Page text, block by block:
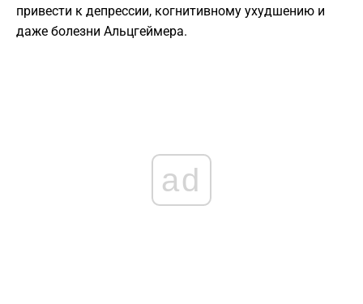
привести к депрессии, когнитивному ухудшению и
даже болезни Альцгеймера.
ad